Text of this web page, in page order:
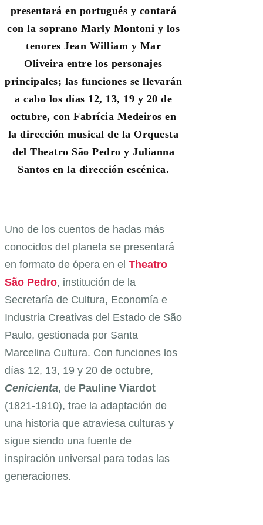
presentará en portugués y contará
con la soprano Marly Montoni y los
tenores Jean William y Mar
Oliveira entre los personajes
principales; las funciones se llevarán
a cabo los días 12, 13, 19 y 20 de
octubre, con Fabrícia Medeiros en
la dirección musical de la Orquesta
del Theatro São Pedro y Julianna
Santos en la dirección escénica.
Uno de los cuentos de hadas más
conocidos del planeta se presentará
en formato de ópera en el Theatro
São Pedro, institución de la
Secretaría de Cultura, Economía e
Industria Creativas del Estado de São
Paulo, gestionada por Santa
Marcelina Cultura. Con funciones los
días 12, 13, 19 y 20 de octubre,
Cenicienta, de Pauline Viardot
(1821-1910), trae la adaptación de
una historia que atraviesa culturas y
sigue siendo una fuente de
inspiración universal para todas las
generaciones.